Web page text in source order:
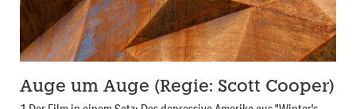
Auge um Auge (Regie: Scott Cooper)